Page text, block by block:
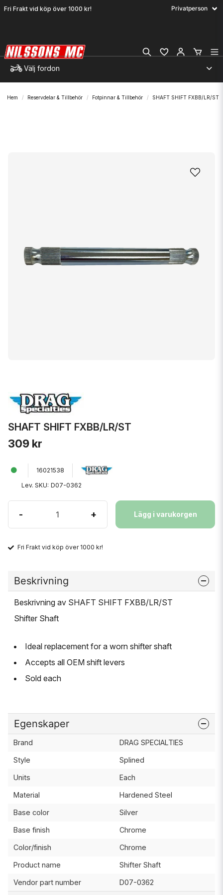
Fri Frakt vid köp över 1000 kr!
Välj fordon
Hem Reservdelar & Tillbehör Fotpinnar & Tillbehör SHAFT SHIFT FXBB/LR/ST
SHAFT SHIFT FXBB/LR/ST
309 kr
16021538
Lev. SKU: D07-0362
- + Lägg i varukorgen
Fri Frakt vid köp över 1000 kr!
Beskrivning
Beskrivning av SHAFT SHIFT FXBB/LR/ST
Shifter Shaft
Ideal replacement for a worn shifter shaft
Accepts all OEM shift levers
Sold each
Egenskaper
Brand DRAG SPECIALTIES
Style Splined
Units Each
Material Hardened Steel
Base color Silver
Base finish Chrome
Color/finish Chrome
Product name Shifter Shaft
Vendor part number D07-0362